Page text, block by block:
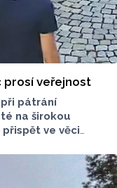
prosí veřejnost
pátrání
na širokou
ve věci